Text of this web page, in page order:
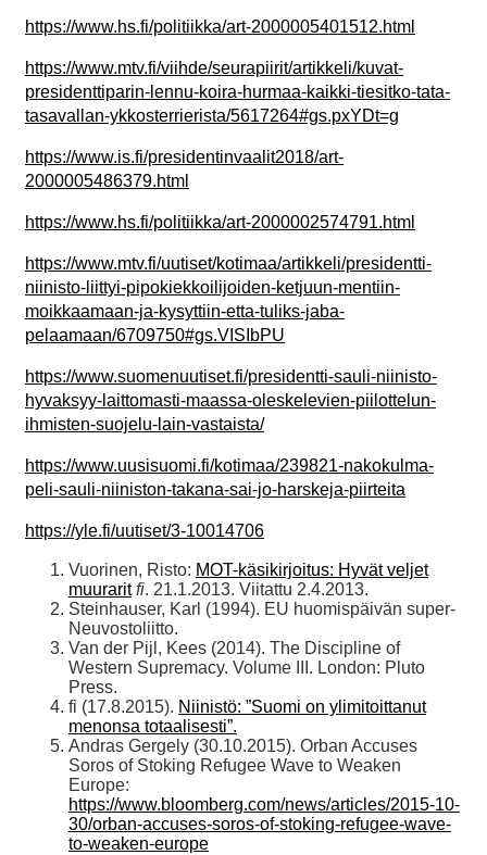
https://www.hs.fi/politiikka/art-2000005401512.html
https://www.mtv.fi/viihde/seurapiirit/artikkeli/kuvat-
presidenttiparin-lennu-koira-hurmaa-kaikki-tiesitko-tata-
tasavallan-ykkosterrierista/5617264#gs.pxYDt=g
https://www.is.fi/presidentinvaalit2018/art-
2000005486379.html
https://www.hs.fi/politiikka/art-2000002574791.html
https://www.mtv.fi/uutiset/kotimaa/artikkeli/presidentti-
niinisto-liittyi-pipokiekkoilijoiden-ketjuun-mentiin-
moikkaamaan-ja-kysyttiin-etta-tuliks-jaba-
pelaamaan/6709750#gs.VISIbPU
https://www.suomenuutiset.fi/presidentti-sauli-niinisto-
hyvaksyy-laittomasti-maassa-oleskelevien-piilottelun-
ihmisten-suojelu-lain-vastaista/
https://www.uusisuomi.fi/kotimaa/239821-nakokulma-
peli-sauli-niiniston-takana-sai-jo-harskeja-piirteita
https://yle.fi/uutiset/3-10014706
Vuorinen, Risto: MOT-käsikirjoitus: Hyvät veljet
muurarit fi. 21.1.2013. Viitattu 2.4.2013.
Steinhauser, Karl (1994). EU huomispäivän super-
Neuvostoliitto.
Van der Pijl, Kees (2014). The Discipline of
Western Supremacy. Volume III. London: Pluto
Press.
fi (17.8.2015). Niinistö: ”Suomi on ylimitoittanut
menonsa totaalisesti”.
Andras Gergely (30.10.2015). Orban Accuses
Soros of Stoking Refugee Wave to Weaken
Europe:
https://www.bloomberg.com/news/articles/2015-10-
30/orban-accuses-soros-of-stoking-refugee-wave-
to-weaken-europe